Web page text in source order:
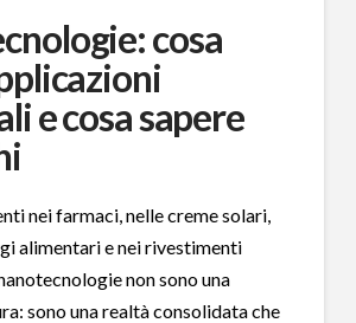
cosa
e cosa sapere
nei farmaci, nelle creme solari,
alimentari e nei rivestimenti
non sono una
sono una realtà consolidata che